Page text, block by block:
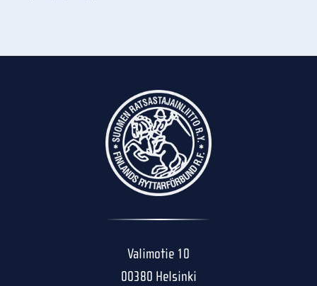
Valimotie 10
00380 Helsinki